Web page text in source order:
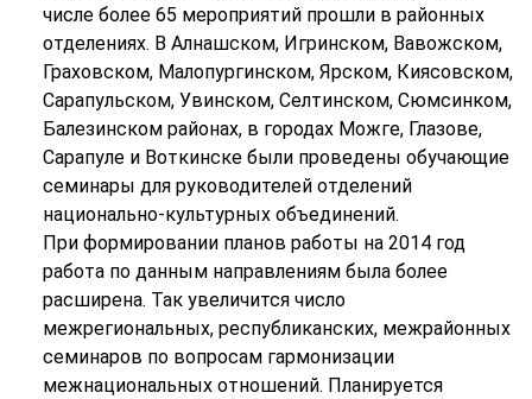
числе более 65 мероприятий прошли в районных
отделениях. В Алнашском, Игринском, Вавожском,
Граховском, Малопургинском, Ярском, Киясовском,
Сарапульском, Увинском, Селтинском, Сюмсинком,
Балезинском районах, в городах Можге, Глазове,
Сарапуле и Воткинске были проведены обучающие
семинары для руководителей отделений
национально-культурных объединений.
При формировании планов работы на 2014 год
работа по данным направлениям была более
расширена. Так увеличится число
межрегиональных, республиканских, межрайонных
семинаров по вопросам гармонизации
межнациональных отношений. Планируется